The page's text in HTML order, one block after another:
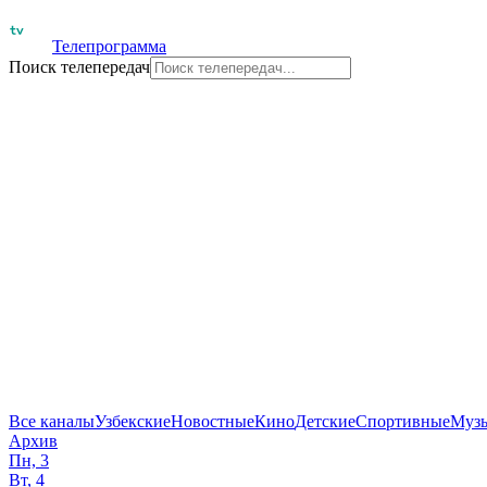
Телепрограмма
Поиск телепередач
Все каналыУзбекскиеНовостныеКиноДетскиеСпортивные
Архив
Пн, 3
Вт, 4